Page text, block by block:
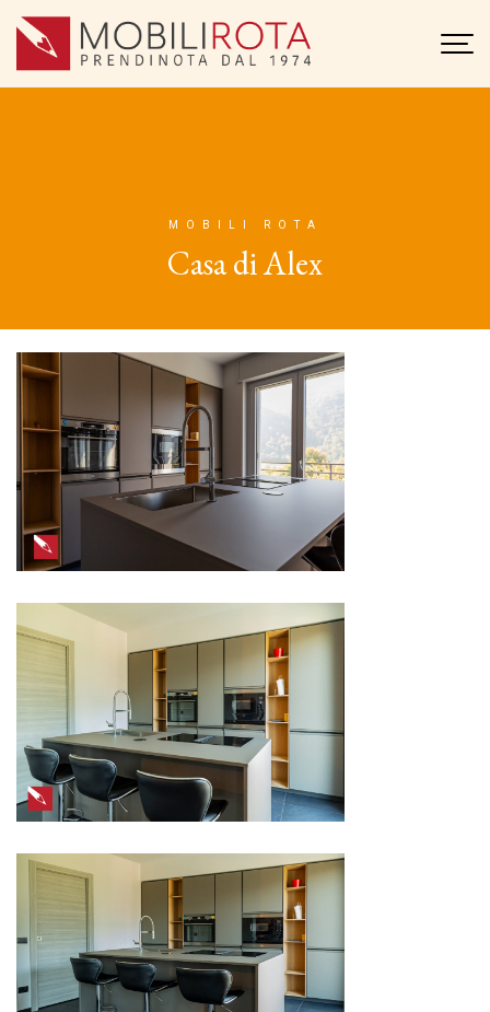
MOBILI ROTA
Casa di Alex